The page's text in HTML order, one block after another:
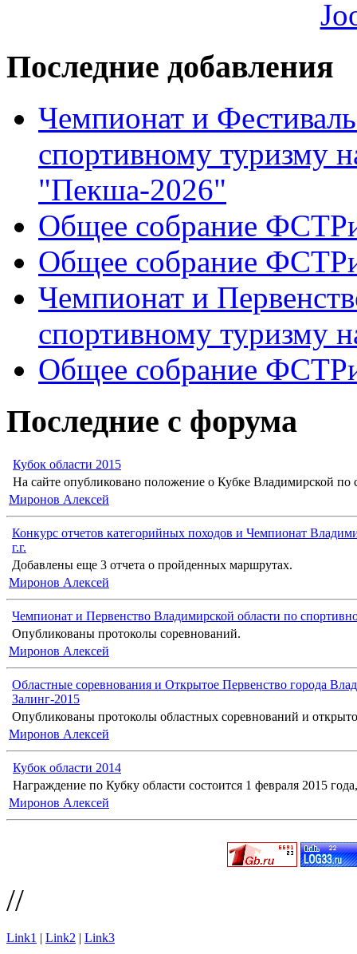
Последние добавления
Чемпионат и
спортивному туризму
"Пекша-2026"
Общее собрание
Общее собрание
Чемпионат и
спортивному туризму
Общее собрание
Последние с форума
Кубок области 2015
На сайте опубликовано положение о Кубке Владимирской по
Миронов Алексей
Конкурс отчетов категорийных походов и Чемпионат
г.г.
Добавлены еще 3 отчета о пройденных маршрутах.
Миронов Алексей
Чемпионат и Первенство Владимирской области по
Опубликованы протоколы соревнований.
Миронов Алексей
Областные соревнования и Открытое Первенство города
Залинг-2015
Опубликованы протоколы областных соревнований и
Миронов Алексей
Кубок области 2014
Награждение по Кубку области состоится 1 февраля 2015
Миронов Алексей
//
Link1 | Link2 | Link3